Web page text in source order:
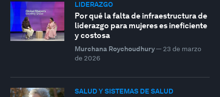
LIDERAZGO
Por qué la falta de infraestructura de
liderazgo para mujeres es ineficiente
y costosa
Murchana Roychoudhury— 23 de marzo
de 2026
SALUD Y SISTEMAS DE SALUD